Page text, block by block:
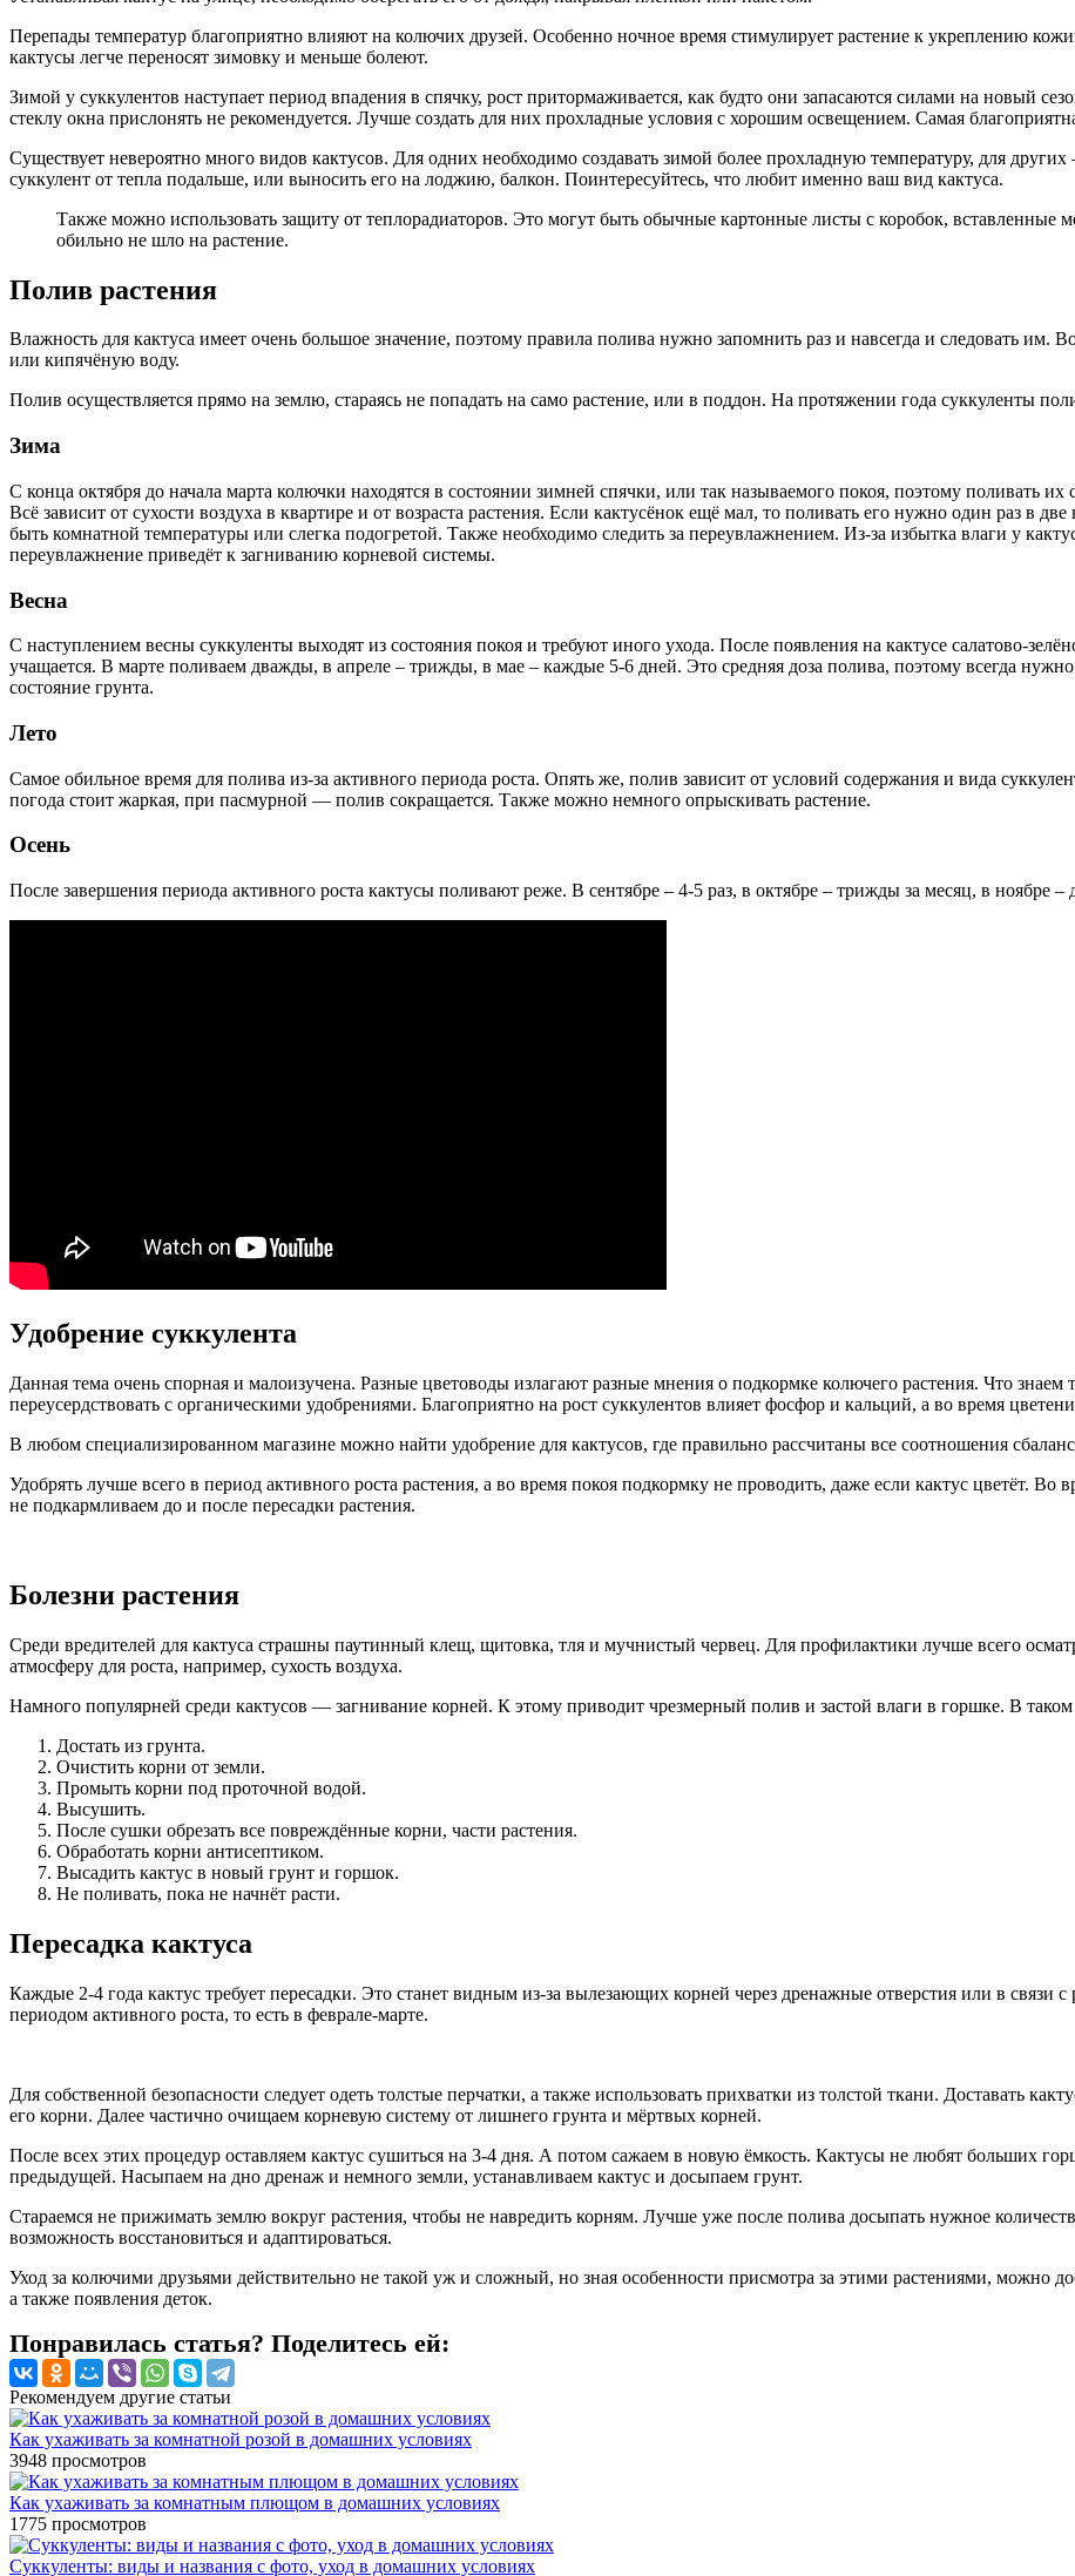
Перепады температур благоприятно влияют на колючих друзей. Особенно ночное время стимулирует растение к укреплению
кактусы легче переносят зимовку и меньше болеют.
Зимой у суккулентов наступает период впадения в спячку, рост притормаживается, как будто они запасаются силами на новый
стеклу окна прислонять не рекомендуется. Лучше создать для них прохладные условия с хорошим освещением. Самая
Существует невероятно много видов кактусов. Для одних необходимо создавать зимой более прохладную температуру, для
суккулент от тепла подальше, или выносить его на лоджию, балкон. Поинтересуйтесь, что любит именно ваш вид кактуса.
Также можно использовать защиту от теплорадиаторов. Это могут быть обычные картонные листы с коробок, вставленные
обильно не шло на растение.
Полив растения
Влажность для кактуса имеет очень большое значение, поэтому правила полива нужно запомнить раз и навсегда и следовать им.
или кипячёную воду.
Полив осуществляется прямо на землю, стараясь не попадать на само растение, или в поддон. На протяжении года суккуленты
Зима
С конца октября до начала марта колючки находятся в состоянии зимней спячки, или так называемого покоя, поэтому поливать
Всё зависит от сухости воздуха в квартире и от возраста растения. Если кактусёнок ещё мал, то поливать его нужно один раз в
быть комнатной температуры или слегка подогретой. Также необходимо следить за переувлажнением. Из-за избытка влаги у
переувлажнение приведёт к загниванию корневой системы.
Весна
С наступлением весны суккуленты выходят из состояния покоя и требуют иного ухода. После появления на кактусе салатово-
учащается. В марте поливаем дважды, в апреле – трижды, в мае – каждые 5-6 дней. Это средняя доза полива, поэтому всегда
состояние грунта.
Лето
Самое обильное время для полива из-за активного периода роста. Опять же, полив зависит от условий содержания и вида
погода стоит жаркая, при пасмурной — полив сокращается. Также можно немного опрыскивать растение.
Осень
После завершения периода активного роста кактусы поливают реже. В сентябре – 4-5 раз, в октябре – трижды за месяц, в ноябре –
Удобрение суккулента
Данная тема очень спорная и малоизучена. Разные цветоводы излагают разные мнения о подкормке колючего растения. Что знаем
переусердствовать с органическими удобрениями. Благоприятно на рост суккулентов влияет фосфор и кальций, а во время
В любом специализированном магазине можно найти удобрение для кактусов, где правильно рассчитаны все соотношения
Удобрять лучше всего в период активного роста растения, а во время покоя подкормку не проводить, даже если кактус цветёт. Во
не подкармливаем до и после пересадки растения.
Болезни растения
Среди вредителей для кактуса страшны паутинный клещ, щитовка, тля и мучнистый червец. Для профилактики лучше всего
атмосферу для роста, например, сухость воздуха.
Намного популярней среди кактусов — загнивание корней. К этому приводит чрезмерный полив и застой влаги в горшке. В
Достать из грунта.
Очистить корни от земли.
Промыть корни под проточной водой.
Высушить.
После сушки обрезать все повреждённые корни, части растения.
Обработать корни антисептиком.
Высадить кактус в новый грунт и горшок.
Не поливать, пока не начнёт расти.
Пересадка кактуса
Каждые 2-4 года кактус требует пересадки. Это станет видным из-за вылезающих корней через дренажные отверстия или в связи
периодом активного роста, то есть в феврале-марте.
Для собственной безопасности следует одеть толстые перчатки, а также использовать прихватки из толстой ткани. Доставать
его корни. Далее частично очищаем корневую систему от лишнего грунта и мёртвых корней.
После всех этих процедур оставляем кактус сушиться на 3-4 дня. А потом сажаем в новую ёмкость. Кактусы не любят больших
предыдущей. Насыпаем на дно дренаж и немного земли, устанавливаем кактус и досыпаем грунт.
Стараемся не прижимать землю вокруг растения, чтобы не навредить корням. Лучше уже после полива досыпать нужное
возможность восстановиться и адаптироваться.
Уход за колючими друзьями действительно не такой уж и сложный, но зная особенности присмотра за этими растениями, можно
а также появления деток.
Понравилась статья? Поделитесь ей:
Рекомендуем другие статьи
Как ухаживать за комнатной розой в домашних условиях
3948 просмотров
Как ухаживать за комнатным плющом в домашних условиях
1775 просмотров
Суккуленты: виды и названия с фото, уход в домашних условиях